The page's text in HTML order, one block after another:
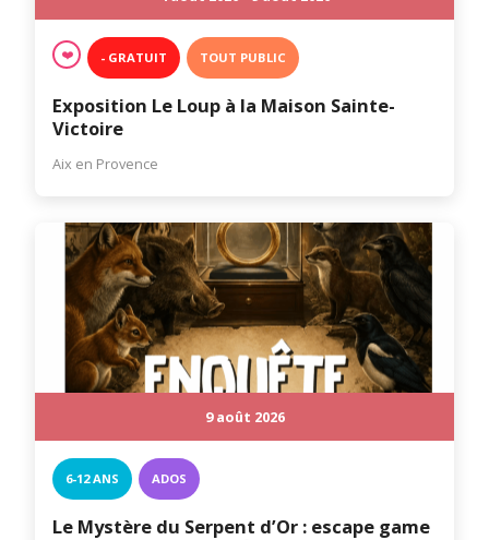
❤️ - GRATUIT TOUT PUBLIC
Exposition Le Loup à la Maison Sainte-
Victoire
Aix en Provence
9 août 2026
6-12 ANS ADOS
Le Mystère du Serpent d’Or : escape game